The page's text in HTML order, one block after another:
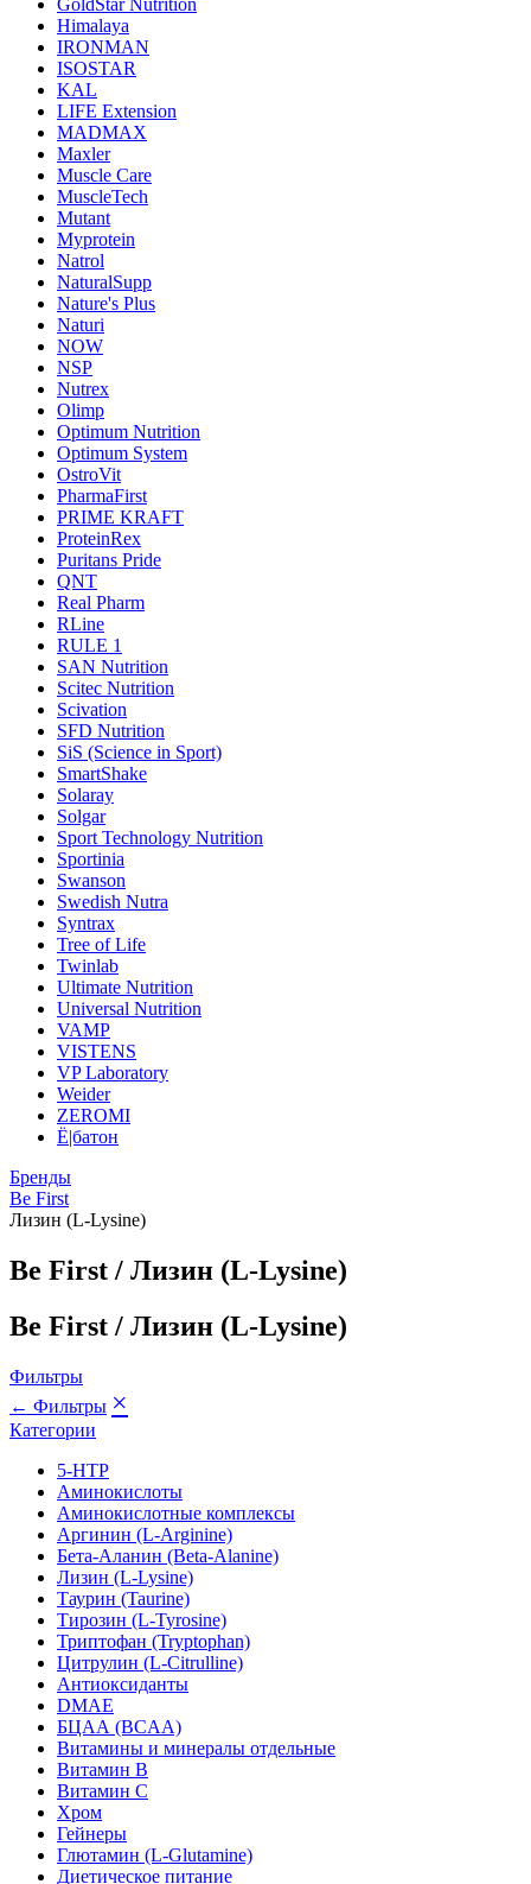
GoldStar Nutrition
Himalaya
IRONMAN
ISOSTAR
KAL
LIFE Extension
MADMAX
Maxler
Muscle Care
MuscleTech
Mutant
Myprotein
Natrol
NaturalSupp
Nature's Plus
Naturi
NOW
NSP
Nutrex
Olimp
Optimum Nutrition
Optimum System
OstroVit
PharmaFirst
PRIME KRAFT
ProteinRex
Puritans Pride
QNT
Real Pharm
RLine
RULE 1
SAN Nutrition
Scitec Nutrition
Scivation
SFD Nutrition
SiS (Science in Sport)
SmartShake
Solaray
Solgar
Sport Technology Nutrition
Sportinia
Swanson
Swedish Nutra
Syntrax
Tree of Life
Twinlab
Ultimate Nutrition
Universal Nutrition
VAMP
VISTENS
VP Laboratory
Weider
ZEROMI
Ё|батон
Бренды
Be First
Лизин (L-Lysine)
Be First / Лизин (L-Lysine)
Be First / Лизин (L-Lysine)
Фильтры
← Фильтры ×
Категории
5-HTP
Аминокислоты
Аминокислотные комплексы
Аргинин (L-Arginine)
Бета-Аланин (Beta-Alanine)
Лизин (L-Lysine)
Таурин (Taurine)
Тирозин (L-Tyrosine)
Триптофан (Tryptophan)
Цитрулин (L-Citrulline)
Антиоксиданты
DMAE
БЦАА (BCAA)
Витамины и минералы отдельные
Витамин B
Витамин C
Хром
Гейнеры
Глютамин (L-Glutamine)
Диетическое питание